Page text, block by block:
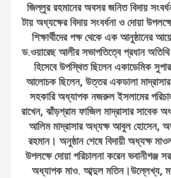
জিল্লুর রহমানের অবসর জনিত বিদায়
টায় অধ্যক্ষের বিদায় সংবর্ধনা ও দোয়া
শিক্ষার্থীদের পক্ষ থেকে এক আনুষ্ঠানের
ড.ওয়ারেছ আলীর সভাপতিত্বে প্রধান অতিথি
হিসেবে উপস্থিত ছিলেন একাডেমিক
আলোচক ছিলেন, উত্তর একডালা মাদ্রাসার
সহকারি অধ্যাপক নজরুল ইসলামের
রাখেন, ঝাঁড়গ্রাম ফাজিল মাদ্রাসার সাবেক
আলিম মাদ্রাসার অধ্যক্ষ আবুল হোসেন,
রহমান। অনুষ্ঠান শেষে বিদায়ী অধ্যক্ষ
উপলক্ষে দোয়া পরিচালনা করেন ভবানীগঞ্জ
অধ্যাপক মাও. আব্দুল মতিন।উল্লেখ্য,